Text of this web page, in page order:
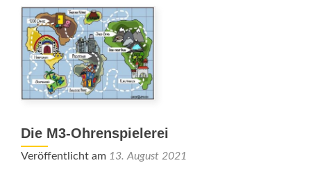
gewinnen!
Die M3-Ohrenspielerei
Veröffentlicht am 13. August 2021